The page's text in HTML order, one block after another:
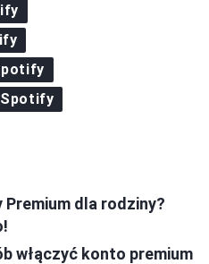
dla rodziny?
włączyć konto premium